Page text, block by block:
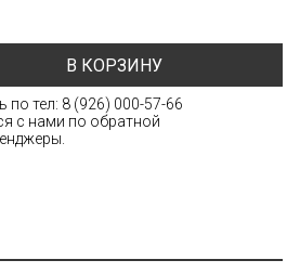
В КОРЗИНУ
по тел: 8 (926) 000-57-66
с нами по обратной